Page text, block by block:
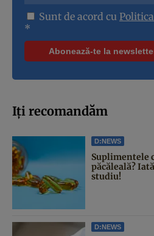
Sunt de acord cu
*
Iți recomandăm
D:NEWS
Suplimentele
păcăleală?
studiu!
D:NEWS